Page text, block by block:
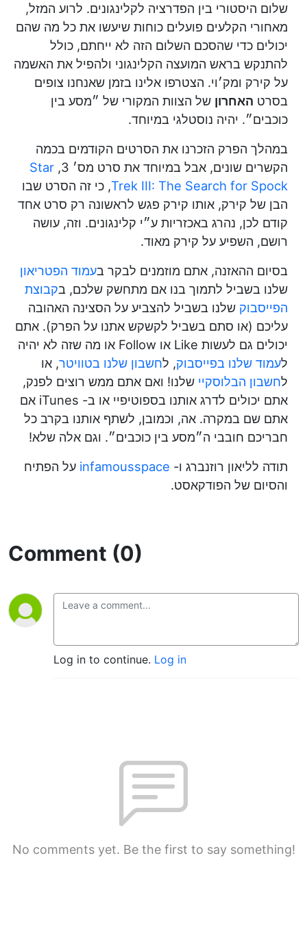
שלום היסטורי בין הפדרציה לקלינגונים. לרוע המזל,
מאחורי הקלעים פועלים כוחות שיעשו את כל מה שהם
יכולים כדי שהסכם השלום הזה לא ייחתם, כולל
להתנקש בראש המועצה הקלינגוני ולהפיל את האשמה
על קירק ומק׳וי. הצטרפו אלינו בזמן שאנחנו צופים
בסרט האחרון של הצוות המקורי של ״מסע בין
כוכבים״. יהיה נוסטלגי במיוחד.
במהלך הפרק הזכרנו את הסרטים הקודמים בכמה
הקשרים שונים, אבל במיוחד את סרט מס׳ 3,
Star
Trek III: The Search for Spock, כי זה הסרט שבו
הבן של קירק, אותו קירק פגש לראשונה רק סרט אחד
קודם לכן, נהרג באכזריות ע״י קלינגונים. וזה, עושה
רושם, השפיע על קירק מאוד.
בסיום ההאזנה, אתם מוזמנים לבקר בעמוד הפטריאון
שלנו בשביל לתמוך בנו אם מתחשק שלכם, בקבוצת
הפייסבוק שלנו בשביל להצביע על הסצינה האהובה
עליכם (או סתם בשביל לקשקש אתנו על הפרק). אתם
יכולים גם לעשות Like או Follow או מה שזה לא יהיה
לעמוד שלנו בפייסבוק, לחשבון שלנו בטוויטר, או
לחשבון הבלוסקיי שלנו! ואם אתם ממש רוצים לפנק,
אתם יכולים לדרג אותנו בספוטיפיי או ב- iTunes אם
אתם שם במקרה. אה, וכמובן, לשתף אותנו בקרב כל
חבריכם חובבי ה״מסע בין כוכבים״. וגם אלה שלא!
תודה לליאון רוזנברג ו- infamousspace על הפתיח
והסיום של הפודקאסט.
Comment (0)
Log in to continue. Log in
No comments yet. Be the first to say something!